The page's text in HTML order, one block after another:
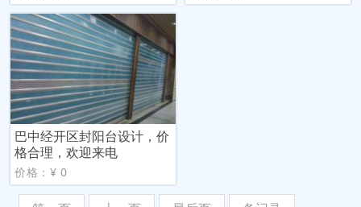
巴中经开区封阳台设计，价
格合理，欢迎来电
价格：¥ 0